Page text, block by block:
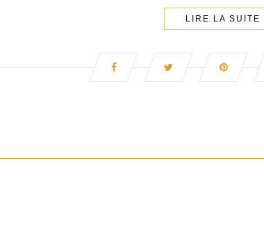
LIRE LA SUITE